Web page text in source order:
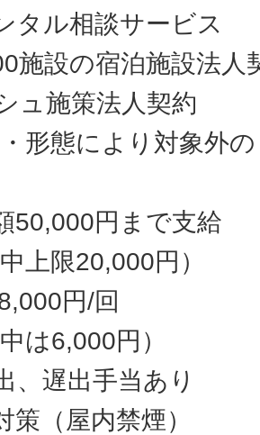
タル相談サービス
施設の宿泊施設法人
ュ施策法人契約
形態により対象外
50,000円まで支給
上限20,000円）
円/回
は6,000円）
、遅出手当あり
策（屋内禁煙）